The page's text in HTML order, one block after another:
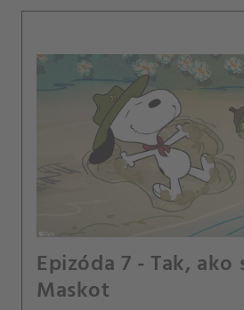
Epizóda 7 - Tak,
Maskot